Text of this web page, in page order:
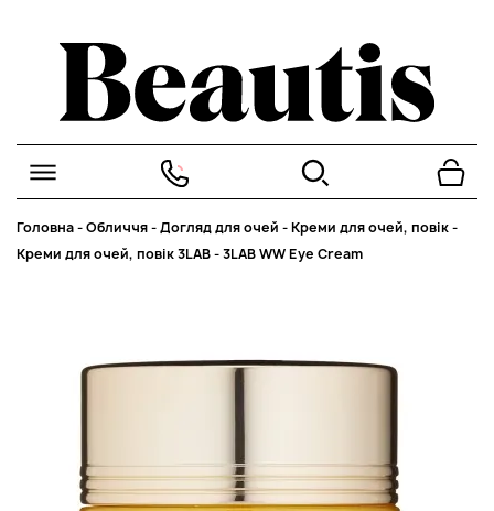
Головна-Обличчя-Догляд для очей -Креми для очей, повік-
Креми для очей, повік 3LAB-3LAB WW Eye Cream